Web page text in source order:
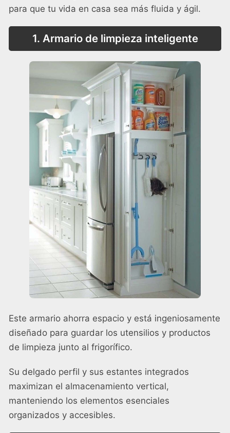
para que tu vida en casa sea más fluida y ágil.
1. Armario de limpieza inteligente
Este armario ahorra espacio y está ingeniosamente
diseñado para guardar los utensilios y productos
de limpieza junto al frigorífico.
Su delgado perfil y sus estantes integrados
maximizan el almacenamiento vertical,
manteniendo los elementos esenciales
organizados y accesibles.